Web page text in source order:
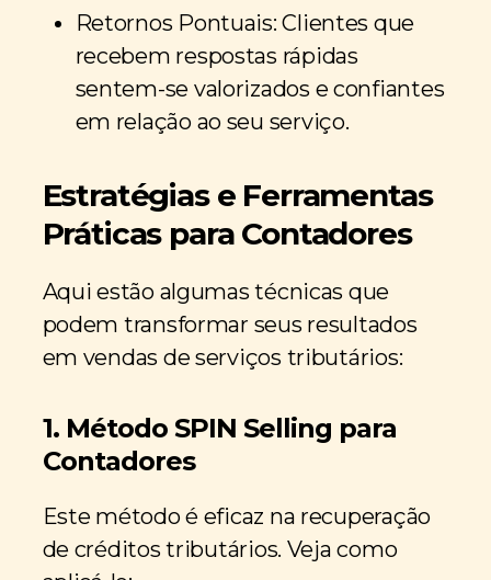
Retornos Pontuais: Clientes que
recebem respostas rápidas
sentem-se valorizados e confiantes
em relação ao seu serviço.
Estratégias e Ferramentas
Práticas para Contadores
Aqui estão algumas técnicas que
podem transformar seus resultados
em vendas de serviços tributários:
1. Método SPIN Selling para
Contadores
Este método é eficaz na recuperação
de créditos tributários. Veja como